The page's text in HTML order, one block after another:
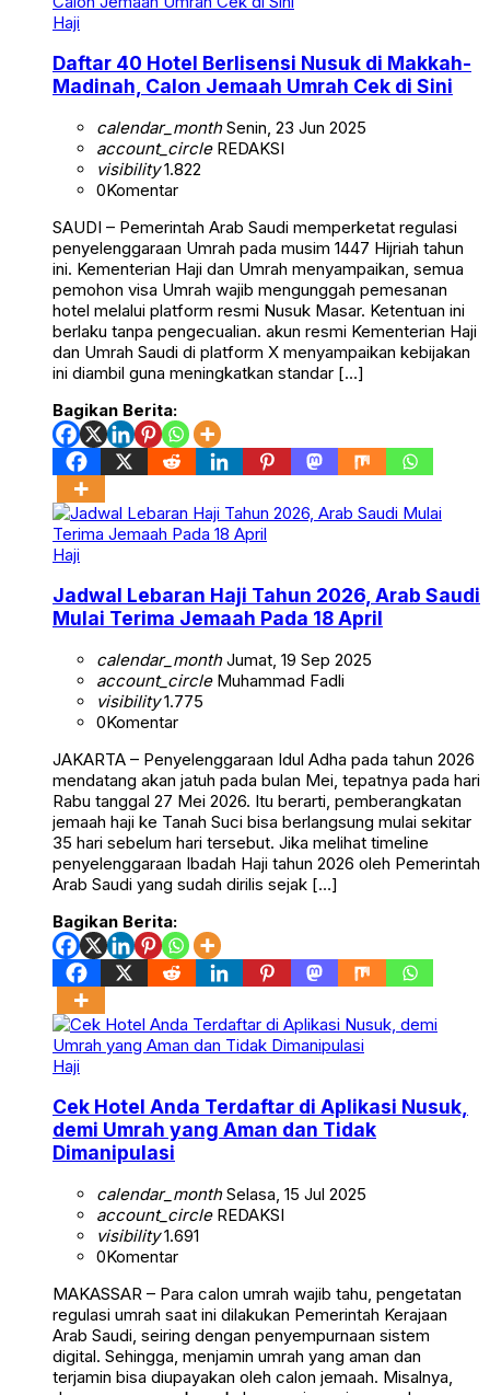
Haji
Daftar 40 Hotel Berlisensi Nusuk di Makkah-
Madinah, Calon Jemaah Umrah Cek di Sini
calendar_monthSenin, 23 Jun 2025
account_circleREDAKSI
visibility1.822
0Komentar
SAUDI – Pemerintah Arab Saudi memperketat regulasi
penyelenggaraan Umrah pada musim 1447 Hijriah tahun
ini. Kementerian Haji dan Umrah menyampaikan, semua
pemohon visa Umrah wajib mengunggah pemesanan
hotel melalui platform resmi Nusuk Masar. Ketentuan ini
berlaku tanpa pengecualian. akun resmi Kementerian Haji
dan Umrah Saudi di platform X menyampaikan kebijakan
ini diambil guna meningkatkan standar […]
Bagikan Berita:
Haji
Jadwal Lebaran Haji Tahun 2026, Arab Saudi
Mulai Terima Jemaah Pada 18 April
calendar_monthJumat, 19 Sep 2025
account_circleMuhammad Fadli
visibility1.775
0Komentar
JAKARTA – Penyelenggaraan Idul Adha pada tahun 2026
mendatang akan jatuh pada bulan Mei, tepatnya pada hari
Rabu tanggal 27 Mei 2026. Itu berarti, pemberangkatan
jemaah haji ke Tanah Suci bisa berlangsung mulai sekitar
35 hari sebelum hari tersebut. Jika melihat timeline
penyelenggaraan Ibadah Haji tahun 2026 oleh Pemerintah
Arab Saudi yang sudah dirilis sejak […]
Bagikan Berita:
Haji
Cek Hotel Anda Terdaftar di Aplikasi Nusuk,
demi Umrah yang Aman dan Tidak
Dimanipulasi
calendar_monthSelasa, 15 Jul 2025
account_circleREDAKSI
visibility1.691
0Komentar
MAKASSAR – Para calon umrah wajib tahu, pengetatan
regulasi umrah saat ini dilakukan Pemerintah Kerajaan
Arab Saudi, seiring dengan penyempurnaan sistem
digital. Sehingga, menjamin umrah yang aman dan
terjamin bisa diupayakan oleh calon jemaah. Misalnya,